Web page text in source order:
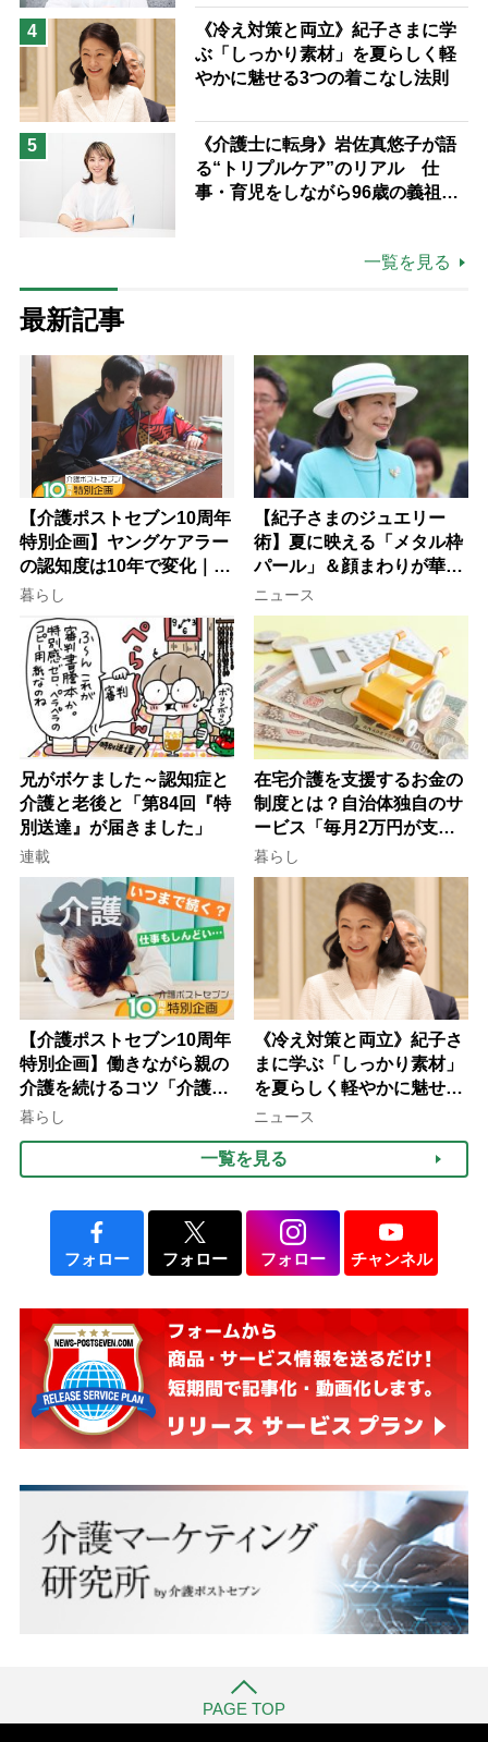
ながら自分らしくいられる」
4
《冷え対策と両立》紀子さまに学
ぶ「しっかり素材」を夏らしく軽
やかに魅せる3つの着こなし法則
5
《介護士に転身》岩佐真悠子が語
る“トリプルケア”のリアル 仕
事・育児をしながら96歳の義祖母
一覧を見る
最新記事
【介護ポストセブン10周年
特別企画】ヤングケアラー
の認知度は10年で変化｜流
行語大賞にノミネート、法
律にも明記されたが果たし
て現在は？
暮らし
【紀子さまのジュエリー
術】夏に映える「メタル枠
パール」＆顔まわりが華や
ぐ「揺れる一粒」の使い分
け方
ニュース
兄がボケました～認知症と
介護と老後と「第84回『特
別送達』が届きました」
連載
在宅介護を支援するお金の
制度とは？自治体独自のサ
ービス「毎月2万円が支給
される」ケースも【FP解
説】
暮らし
【介護ポストセブン10周年
特別企画】働きながら親の
介護を続けるコツ「介護は
10年以上続くことも…3つ
みよう」【社会福祉士解
説】
暮らし
《冷え対策と両立》紀子さ
まに学ぶ「しっかり素材」
を夏らしく軽やかに魅せる
3つの着こなし法則
ニュース
一覧を見る
フォロー フォロー フォロー チャンネル
PAGE TOP